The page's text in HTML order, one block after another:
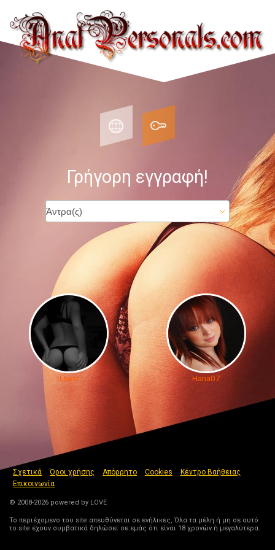
Γρήγορη εγγραφή!
Lussi Hana07
Σχετικά Όροι χρήσης Απόρρητο Cookies
Κέντρο Βαήθειας
Επικοινωνία
© 2008-2026 powered by LOVE
Το περιέχομενο του site απευθύνεται σε ενήλικες, Όλα τα μέλη ή μη σε αυτό
το site έχουν συμβατικά δηλώσει σε εμάς ότι είναι 18 χρονών ή μεγαλύτερα.